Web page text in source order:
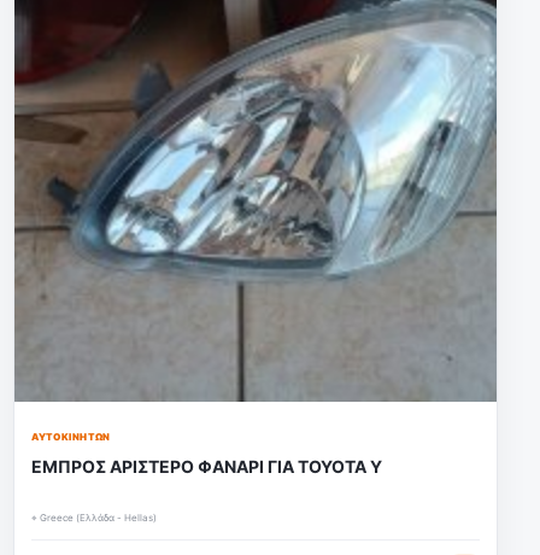
ΑΥΤΟΚΙΝΉΤΩΝ
ΕΜΠΡΟΣ ΑΡΙΣΤΕΡΟ ΦΑΝΑΡΙ ΓΙΑ TOYOTA Y
⌖ Greece (Ελλάδα - Hellas)